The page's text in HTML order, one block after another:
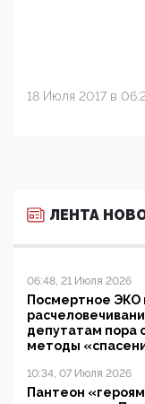
18 Июля 2017 в
ЛЕНТА
06:48, 21 Июля 2026
Посмертное ЭКО
депутатам пора
методы
10:34, 07 Июля 2026
Пантеон